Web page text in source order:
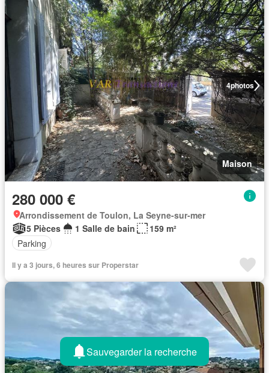
4photos
Maison
280 000 €
Arrondissement de Toulon, La Seyne-sur-mer
5 Pièces
1 Salle de bain
159 m²
Parking
Il y a 3 jours, 6 heures sur Properstar
Sauvegarder la recherche